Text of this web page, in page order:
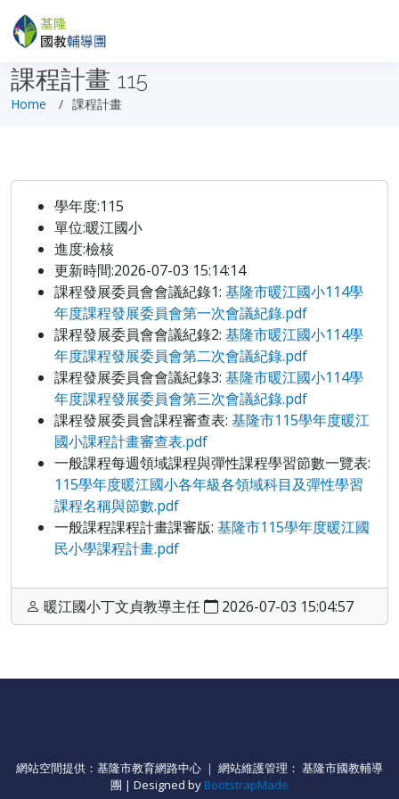
課程計畫 115
Home 課程計畫
學年度:115
單位:暖江國小
進度:檢核
更新時間:2026-07-03 15:14:14
課程發展委員會會議紀錄1: 基隆市暖江國小114學
年度課程發展委員會第一次會議紀錄.pdf
課程發展委員會會議紀錄2: 基隆市暖江國小114學
年度課程發展委員會第二次會議紀錄.pdf
課程發展委員會會議紀錄3: 基隆市暖江國小114學
年度課程發展委員會第三次會議紀錄.pdf
課程發展委員會課程審查表: 基隆市115學年度暖江
國小課程計畫審查表.pdf
一般課程每週領域課程與彈性課程學習節數一覽表:
115學年度暖江國小各年級各領域科目及彈性學習
課程名稱與節數.pdf
一般課程課程計畫課審版: 基隆市115學年度暖江國
民小學課程計畫.pdf
暖江國小丁文貞教導主任 2026-07-03 15:04:57
網站空間提供：基隆市教育網路中心 ｜ 網站維護管理： 基隆市國教輔導
團 | Designed by BootstrapMade